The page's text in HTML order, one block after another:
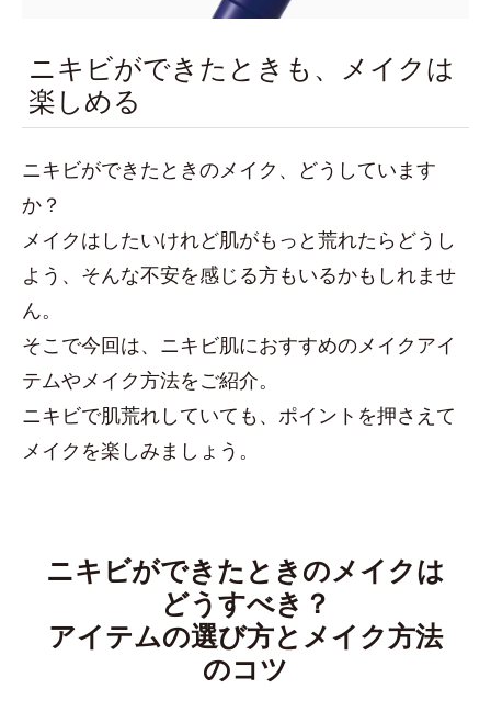
ニキビができたときも、メイクは
楽しめる
ニキビができたときのメイク、どうしています
か？
メイクはしたいけれど肌がもっと荒れたらどうし
よう、そんな不安を感じる方もいるかもしれませ
ん。
そこで今回は、ニキビ肌におすすめのメイクアイ
テムやメイク方法をご紹介。
ニキビで肌荒れしていても、ポイントを押さえて
メイクを楽しみましょう。
ニキビができたときのメイクは
どうすべき？
アイテムの選び方とメイク方法
のコツ